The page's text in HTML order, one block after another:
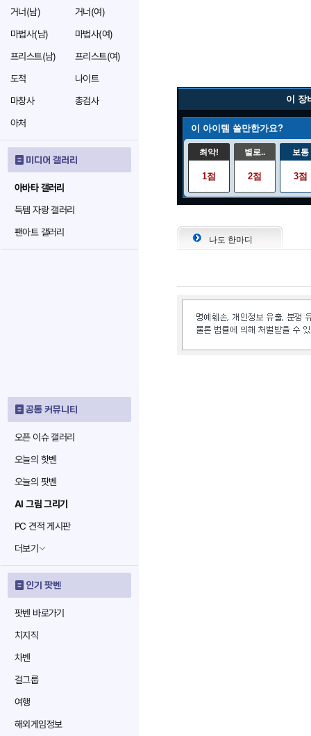
거너(남)
거너(여)
마법사(남)
마법사(여)
프리스트(남)
프리스트(여)
도적
나이트
마창사
총검사
아처
미디어 갤러리
아바타 갤러리
득템 자랑 갤러리
팬아트 갤러리
공통 커뮤니티
오픈 이슈 갤러리
오늘의 핫벤
오늘의 팟벤
AI 그림 그리기
PC 견적 게시판
더보기
인기 팟벤
팟벤 바로가기
치지직
차벤
걸그룹
여행
해외게임정보
이 장
이 아이템 쓸만한가요?
최악!
1점
별로..
2점
보통
3점
나도 한마디